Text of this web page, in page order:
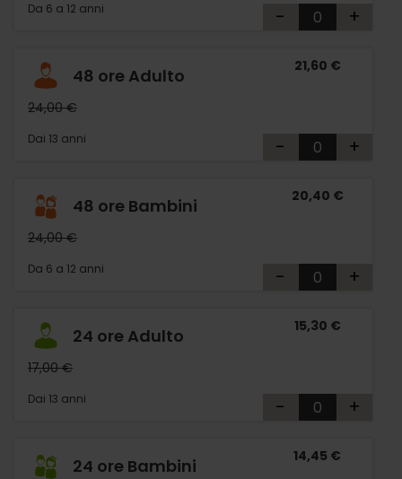
Da 6 a 12 anni - +
48 ore Adulto
24,00 €
Dai 13 anni
21,60 €
- +
48 ore Bambini
24,00 €
Da 6 a 12 anni
20,40 €
- +
24 ore Adulto
17,00 €
Dai 13 anni
15,30 €
- +
24 ore Bambini 14,45 €